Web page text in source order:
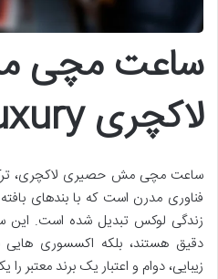
ساعت مچی
لاکچری Luxury(لوکس)
ساعت مچی مش حصیری لاکچری،
فناوری مدرن است که با بندهای
زندگی لوکس تبدیل شده است. این
دقیق هستند، بلکه اکسسوری
زیبایی، دوام و اعتبار یک برند معتبر